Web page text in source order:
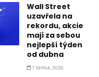
Wall Street
uzavřela na
rekordu, akcie
mají za sebou
nejlepší týden
od dubna
7 SRPNA, 2026